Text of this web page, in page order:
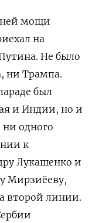
мощи
на
Не было
ни Трампа.
был
и Индии, но и
ни одного
к
Лукашенко и
Мирзиёеву,
второй линии.